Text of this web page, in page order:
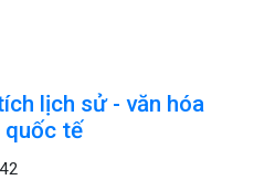
lịch sử - văn hóa
quốc tế